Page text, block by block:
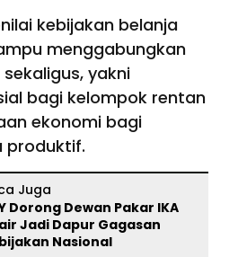
kebijakan belanja
menggabungkan
yakni
bagi kelompok rentan
ekonomi bagi
produktif.
Juga
Dorong Dewan Pakar IKA
Jadi Dapur Gagasan
Nasional